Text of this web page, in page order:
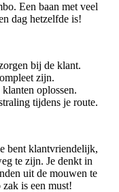
Een baan met veel
dag hetzelfde is!
bij de klant.
zijn.
oplossen.
tijdens je route.
bent klantvriendelijk,
te zijn. Je denkt in
uit de mouwen te
is een must!